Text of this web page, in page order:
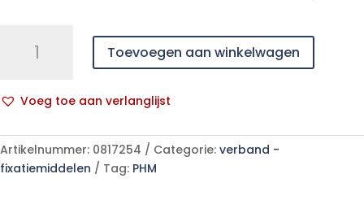
5cm
m
aantal
Toevoegen aan winkelwagen
Voeg toe aan verlanglijst
l
t
e
Artikelnummer: 0817254 Categorie: verband -
fixatiemiddelen
Tag: PHM